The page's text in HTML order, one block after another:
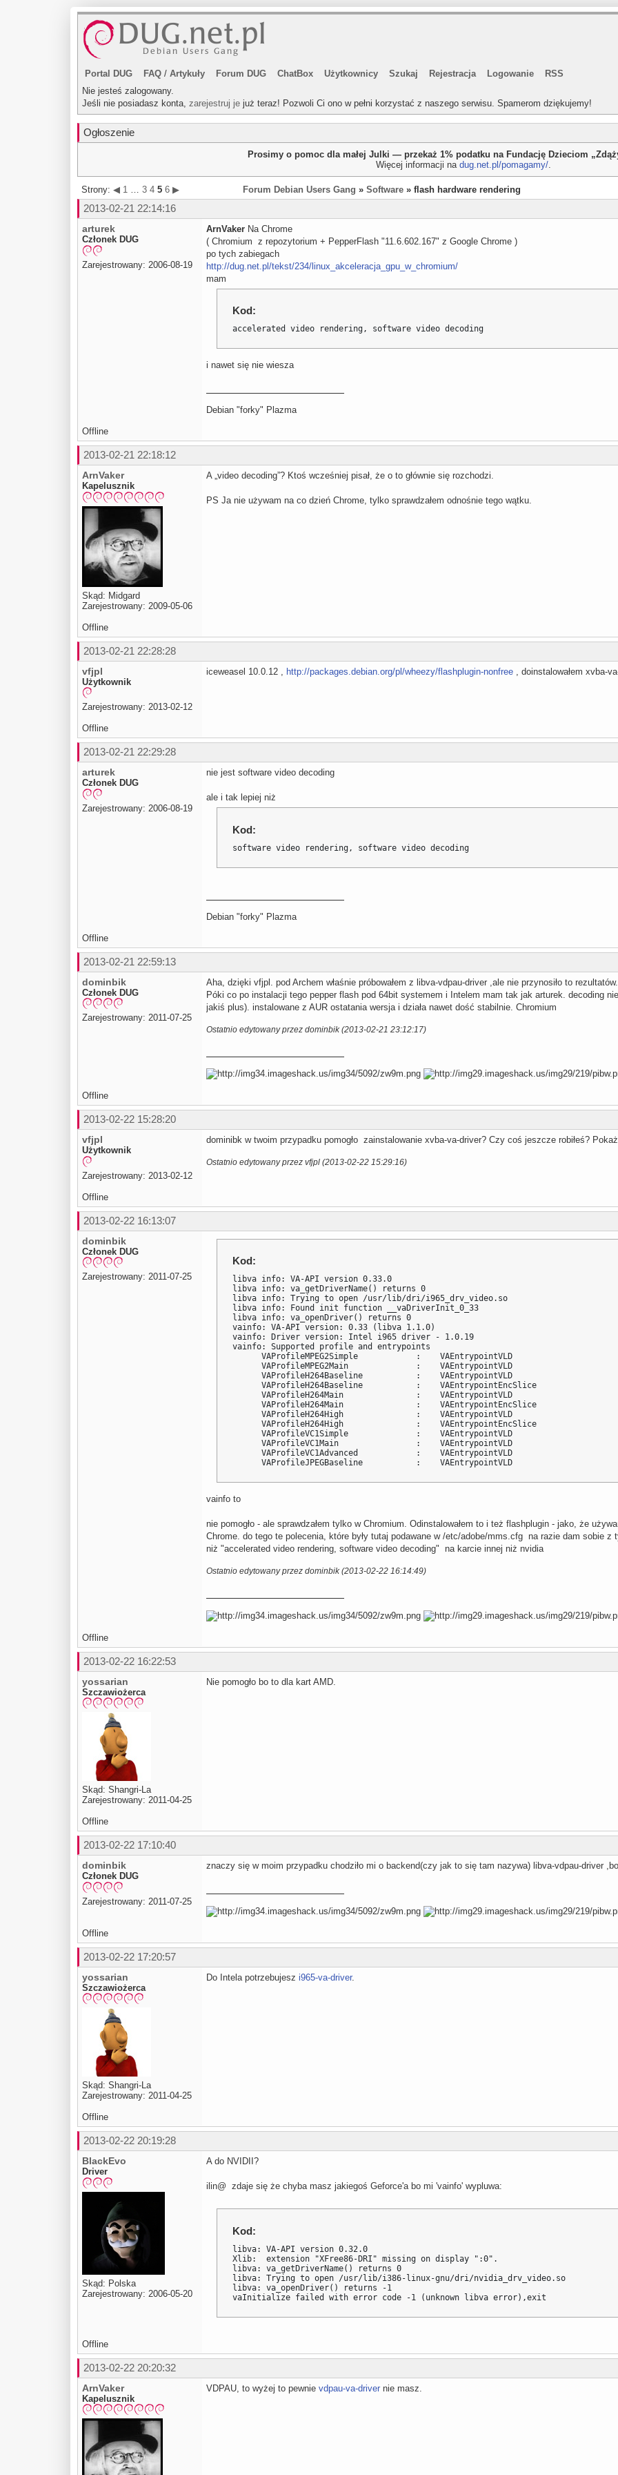
Portal DUG FAQ / Artykuły Forum DUG ChatBox Użytkownicy Szukaj Rejestracja Logowanie
RSS
Nie jesteś zalogowany.
Jeśli nie posiadasz konta, zarejestruj je już teraz! Pozwoli Ci ono w pełni korzystać z naszego serwisu. Spamerom dziękujemy!
Ogłoszenie
Prosimy o pomoc dla małej Julki — przekaż 1% podatku na Fundację Dzieciom
Więcej informacji na dug.net.pl/pomagamy/.
Strony: ◀ 1 … 3 4 5 6 ▶ Forum Debian Users Gang » Software » flash hardware rendering
2013-02-21 22:14:16
arturek
Członek DUG
Zarejestrowany: 2006-08-19
ArnVaker Na Chrome
( Chromium z repozytorium + PepperFlash "11.6.602.167" z Google Chrome )
po tych zabiegach
http://dug.net.pl/tekst/234/linux_akceleracja_gpu_w_chromium/
mam
Kod:
accelerated video rendering, software video decoding
i nawet się nie wiesza
Debian "forky" Plazma
Offline
2013-02-21 22:18:12
ArnVaker
Kapelusznik
Skąd: Midgard
Zarejestrowany: 2009-05-06
A „video decoding”? Ktoś wcześniej pisał, że o to głównie się rozchodzi.
PS Ja nie używam na co dzień Chrome, tylko sprawdzałem odnośnie tego wątku.
Offline
2013-02-21 22:28:28
vfjpl
Użytkownik
Zarejestrowany: 2013-02-12
iceweasel 10.0.12 , http://packages.debian.org/pl/wheezy/flashplugin-nonfree , doinstalowałem xvba-
Offline
2013-02-21 22:29:28
arturek
Członek DUG
Zarejestrowany: 2006-08-19
nie jest software video decoding
ale i tak lepiej niż
Kod:
software video rendering, software video decoding
Debian "forky" Plazma
Offline
2013-02-21 22:59:13
dominbik
Członek DUG
Zarejestrowany: 2011-07-25
Aha, dzięki vfjpl. pod Archem właśnie próbowałem z libva-vdpau-driver ,ale nie przynosiło to
Póki co po instalacji tego pepper flash pod 64bit systemem i Intelem mam tak jak arturek. decoding
jakiś plus). instalowane z AUR ostatania wersja i działa nawet dość stabilnie. Chromium
Ostatnio edytowany przez dominbik (2013-02-21 23:12:17)
Offline
2013-02-22 15:28:20
vfjpl
Użytkownik
Zarejestrowany: 2013-02-12
dominibk w twoim przypadku pomogło zainstalowanie xvba-va-driver? Czy coś jeszcze robiłeś?
Ostatnio edytowany przez vfjpl (2013-02-22 15:29:16)
Offline
2013-02-22 16:13:07
dominbik
Członek DUG
Zarejestrowany: 2011-07-25
Kod:
libva info: VA-API version 0.33.0
libva info: va_getDriverName() returns 0
libva info: Trying to open /usr/lib/dri/i965_drv_video.so
libva info: Found init function __vaDriverInit_0_33
libva info: va_openDriver() returns 0
vainfo: VA-API version: 0.33 (libva 1.1.0)
vainfo: Driver version: Intel i965 driver - 1.0.19
vainfo: Supported profile and entrypoints
      VAProfileMPEG2Simple            :    VAEntrypointVLD
      VAProfileMPEG2Main              :    VAEntrypointVLD
      VAProfileH264Baseline           :    VAEntrypointVLD
      VAProfileH264Baseline           :    VAEntrypointEncSlice
      VAProfileH264Main               :    VAEntrypointVLD
      VAProfileH264Main               :    VAEntrypointEncSlice
      VAProfileH264High               :    VAEntrypointVLD
      VAProfileH264High               :    VAEntrypointEncSlice
      VAProfileVC1Simple              :    VAEntrypointVLD
      VAProfileVC1Main                :    VAEntrypointVLD
      VAProfileVC1Advanced            :    VAEntrypointVLD
      VAProfileJPEGBaseline           :    VAEntrypointVLD
vainfo to
nie pomogło - ale sprawdzałem tylko w Chromium. Odinstalowałem to i też flashplugin - jako, że
Chrome. do tego te polecenia, które były tutaj podawane w /etc/adobe/mms.cfg na razie dam sobie
niż "accelerated video rendering, software video decoding" na karcie innej niż nvidia
Ostatnio edytowany przez dominbik (2013-02-22 16:14:49)
Offline
2013-02-22 16:22:53
yossarian
Szczawiożerca
Skąd: Shangri-La
Zarejestrowany: 2011-04-25
Nie pomogło bo to dla kart AMD.
Offline
2013-02-22 17:10:40
dominbik
Członek DUG
Zarejestrowany: 2011-07-25
znaczy się w moim przypadku chodziło mi o backend(czy jak to się tam nazywa) libva-vdpau-driver
Offline
2013-02-22 17:20:57
yossarian
Szczawiożerca
Skąd: Shangri-La
Zarejestrowany: 2011-04-25
Do Intela potrzebujesz i965-va-driver.
Offline
2013-02-22 20:19:28
BlackEvo
Driver
Skąd: Polska
Zarejestrowany: 2006-05-20
A do NVIDII?
ilin@ zdaje się że chyba masz jakiegoś Geforce'a bo mi 'vainfo' wypluwa:
Kod:
libva: VA-API version 0.32.0
Xlib:  extension "XFree86-DRI" missing on display ":0".
libva: va_getDriverName() returns 0
libva: Trying to open /usr/lib/i386-linux-gnu/dri/nvidia_drv_video.so
libva: va_openDriver() returns -1
vaInitialize failed with error code -1 (unknown libva error),exit
Offline
2013-02-22 20:20:32
ArnVaker
Kapelusznik
VDPAU, to wyżej to pewnie vdpau-va-driver nie masz.